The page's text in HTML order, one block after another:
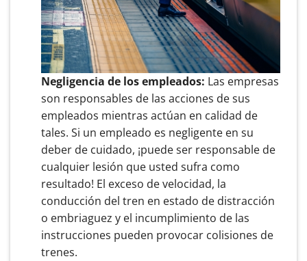
Negligencia de los empleados: Las empresas
son responsables de las acciones de sus
empleados mientras actúan en calidad de
tales. Si un empleado es negligente en su
deber de cuidado, ¡puede ser responsable de
cualquier lesión que usted sufra como
resultado! El exceso de velocidad, la
conducción del tren en estado de distracción
o embriaguez y el incumplimiento de las
instrucciones pueden provocar colisiones de
trenes.